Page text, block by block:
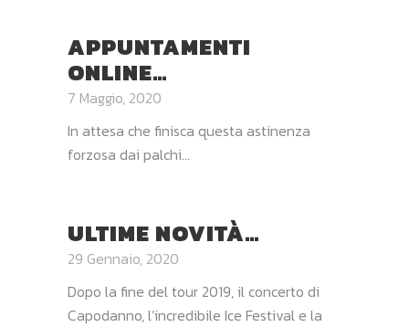
APPUNTAMENTI
ONLINE…
7 Maggio, 2020
In attesa che finisca questa astinenza
forzosa dai palchi...
ULTIME NOVITÀ…
29 Gennaio, 2020
Dopo la fine del tour 2019, il concerto di
Capodanno, l’incredibile Ice Festival e la